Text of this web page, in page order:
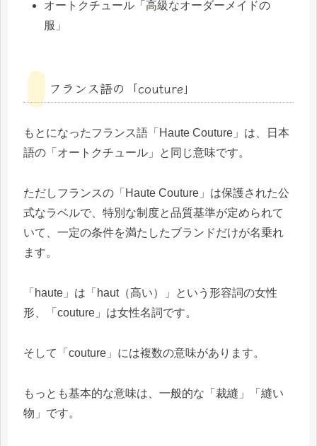
オートクチュール「高級なオーダーメイドの
服」
フランス語の「couture」
もとになったフランス語「Haute Couture」は、日本
語の「オートクチュール」と同じ意味です。
ただしフランスの「Haute Couture」は保護された公
式なラベルで、特別な制度と品質基準が定められて
いて、一定の条件を満たしたブランドだけが名乗れ
ます。
「haute」は「haut（高い）」という形容詞の女性
形、「couture」は女性名詞です。
そして「couture」には複数の意味があります。
もっとも基本的な意味は、一般的な「裁縫」「縫い
物」です。